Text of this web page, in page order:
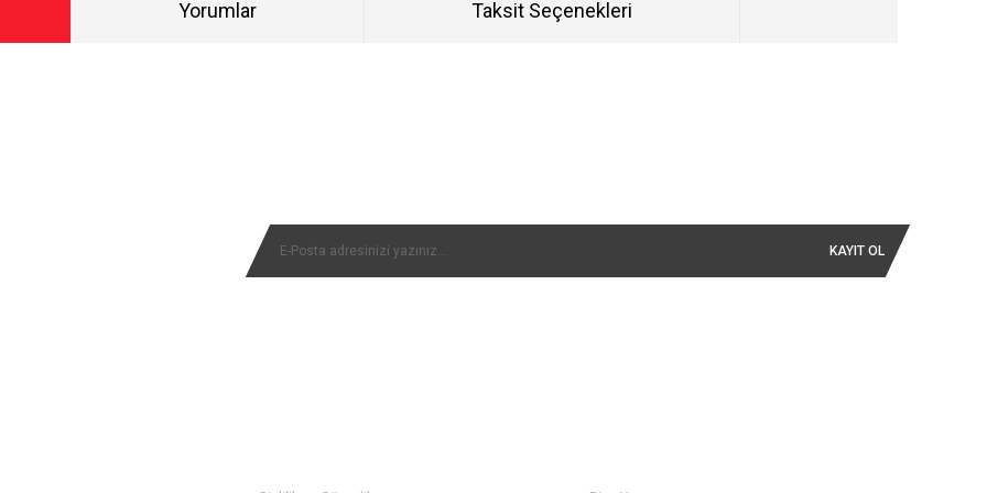
Yorumlar Taksit Seçenekleri
Yorum Yaz KAYIT OL